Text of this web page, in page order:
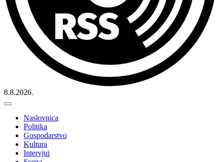
8.8.2026.
Naslovnica
Politika
Gospodarstvo
Kultura
Intervjui